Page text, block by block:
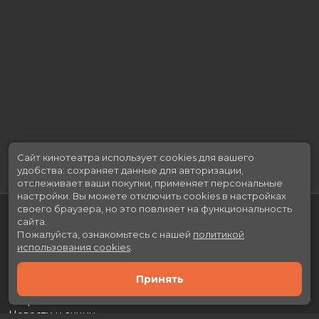
Скоро в кино
Новости и акции
Сайт кинотеатра использует cookies для вашего
удобства: сохраняет данные для авторизации,
отслеживает ваши покупки, применяет персональные
настройки. Вы можете отключить cookies в настройках
своего браузера, но это повлияет на функциональность
сайта.
Пожалуйста, ознакомьтесь с нашей политикой
использования cookies
Принять